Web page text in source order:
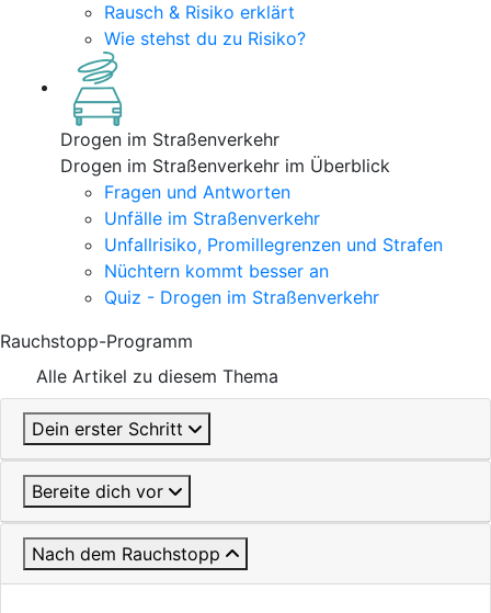
Rausch & Risiko erklärt
Wie stehst du zu Risiko?
Drogen im Straßenverkehr
Drogen im Straßenverkehr im Überblick
Fragen und Antworten
Unfälle im Straßenverkehr
Unfallrisiko, Promillegrenzen und Strafen
Nüchtern kommt besser an
Quiz - Drogen im Straßenverkehr
Rauchstopp-Programm
Alle Artikel zu diesem Thema
Dein erster Schritt
Bereite dich vor
Nach dem Rauchstopp